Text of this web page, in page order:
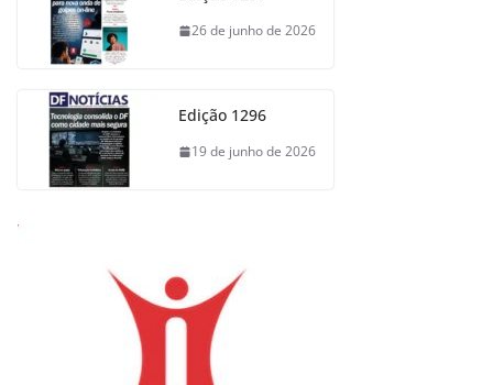
26 de junho de 2026
Edição 1296
19 de junho de 2026